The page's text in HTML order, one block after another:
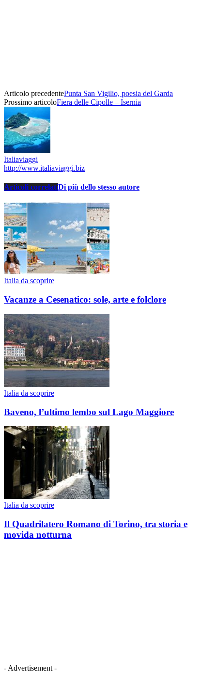
Articolo precedentePunta San Vigilio, poesia del Garda
Prossimo articoloFiera delle Cipolle – Isernia
Italiaviaggi
http://www.italiaviaggi.biz
Articoli correlatiDi più dello stesso autore
Italia da scoprire
Vacanze a Cesenatico: sole, arte e folclore
Italia da scoprire
Baveno, l’ultimo lembo sul Lago Maggiore
Italia da scoprire
Il Quadrilatero Romano di Torino, tra storia e
movida notturna
- Advertisement -